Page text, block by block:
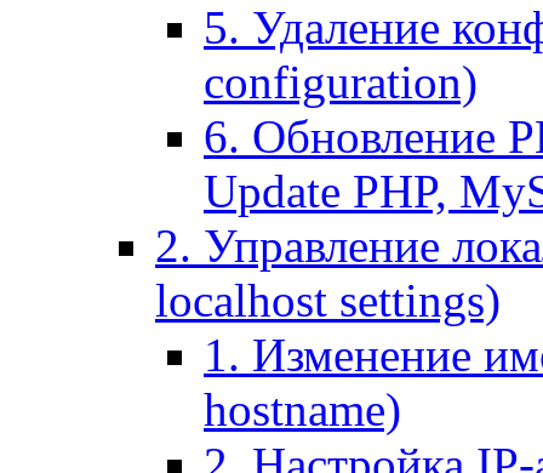
5. Удаление
configuration)
6. Обновление
Update PHP,
2. Управление
localhost settings)
1. Изменение
hostname)